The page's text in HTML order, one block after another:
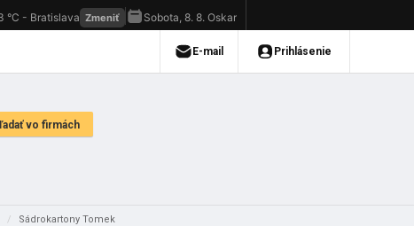
/ Sádrokartony Tomek